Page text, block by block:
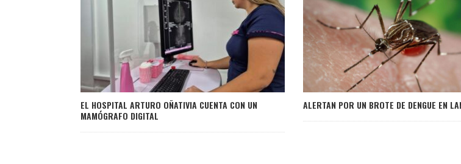
EL HOSPITAL ARTURO OÑATIVIA CUENTA CON UN
MAMÓGRAFO DIGITAL
ALERTAN POR UN BROTE DE DENGUE EN